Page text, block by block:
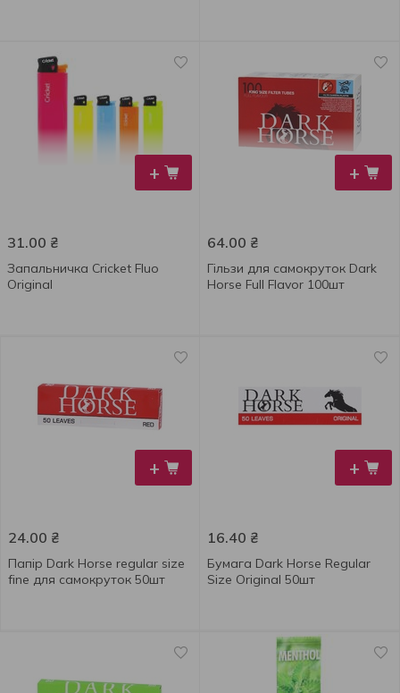
+
31.00 ₴
Запальничка Cricket Fluo
Original
+
64.00 ₴
Гільзи для самокруток Dark
Horse Full Flavor 100шт
+
24.00 ₴
Папір Dark Horse regular size
fine для самокруток 50шт
+
16.40 ₴
Бумага Dark Horse Regular
Size Original 50шт